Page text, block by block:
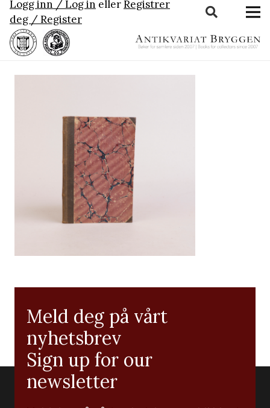
Logg inn / Log in ellerRegistrer
deg / Register
Meld deg på vårt
nyhetsbrev
Sign up for our
newsletter